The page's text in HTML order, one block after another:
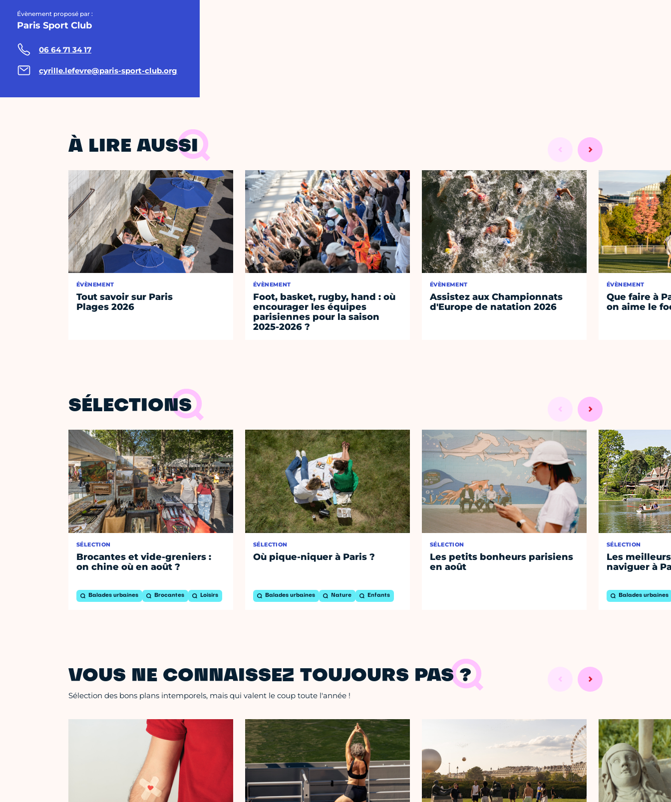
Évènement proposé par :
Paris Sport Club
06 64 71 34 17
cyrille.lefevre@paris-sport-club.org
À LIRE AUSSI
ÉVÈNEMENT
Tout savoir sur Paris
Plages 2026
ÉVÈNEMENT
Foot, basket, rugby, hand : où
encourager les équipes
parisiennes pour la saison
2025-2026 ?
ÉVÈNEMENT
Assistez aux Championnats
d'Europe de natation 2026
ÉVÈNEMENT
Que faire à
on aime le
SÉLECTIONS
SÉLECTION
Brocantes et vide-greniers :
on chine où en août ?
Balades urbaines Brocantes Loisirs
SÉLECTION
Où pique-niquer à Paris ?
Balades urbaines Nature Enfants
SÉLECTION
Les petits bonheurs parisiens
en août
SÉLECTION
Les
naviguer à
Balades urbaines
VOUS NE CONNAISSEZ TOUJOURS PAS ?
Sélection des bons plans intemporels, mais qui valent le coup toute l'année !